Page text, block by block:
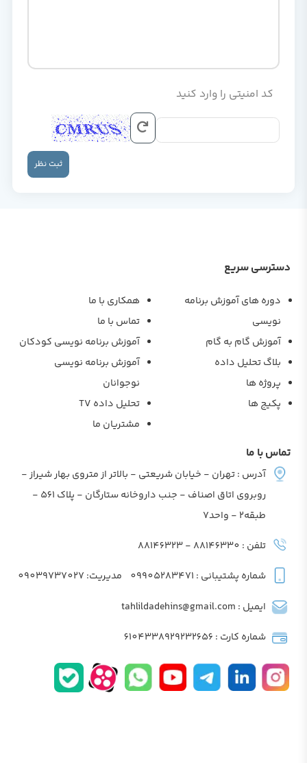
کد امنیتی را وارد کنید
ثبت نظر
دسترسی سریع
دوره های آموزش برنامه
نویسی
آموزش گام به گام
بلاگ تحلیل داده
پروژه ها
پکیج ها
همکاری با ما
تماس با ما
آموزش برنامه نویسی کودکان
آموزش برنامه نویسی
نوجوانان
تحلیل داده TV
مشتریان ما
تماس با ما
آدرس : تهران - خیابان شریعتی - بالاتر از متروی بهار شیراز -
روبروی اتاق اصناف - جنب داروخانه ستارگان - پلاک 561 -
طبقه2 - واحد7
تلفن : 88146330 - 88146323
شماره پشتیبانی : 09905283471 مدیریت: 09039737027
ایمیل : tahlildadehins@gmail.com
شماره کارت : 6104338929232656